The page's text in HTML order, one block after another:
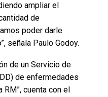
ampliar el
de
poder darle
señala Paulo Godoy.
de un Servicio de
de enfermedades
cuenta con el